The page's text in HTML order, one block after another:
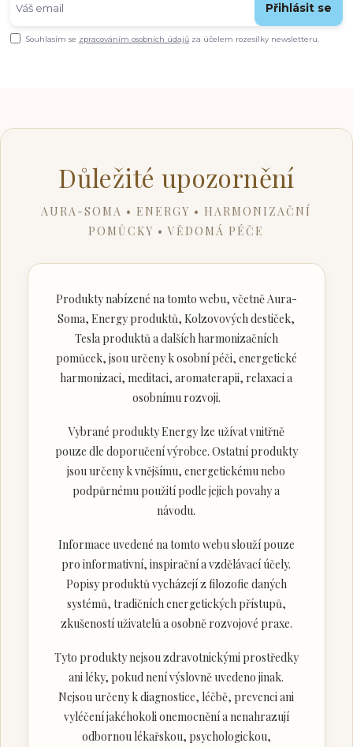
Přihlásit se
Souhlasím se zpracováním osobních údajů za účelem rozesílky newsletteru.
Důležité upozornění
AURA-SOMA • ENERGY • HARMONIZAČNÍ
POMŮCKY • VĚDOMÁ PÉČE
Produkty nabízené na tomto webu, včetně Aura-
Soma, Energy produktů, Kolzovových destiček,
Tesla produktů a dalších harmonizačních
pomůcek, jsou určeny k osobní péči, energetické
harmonizaci, meditaci, aromaterapii, relaxaci a
osobnímu rozvoji.
Vybrané produkty Energy lze užívat vnitřně
pouze dle doporučení výrobce. Ostatní produkty
jsou určeny k vnějšímu, energetickému nebo
podpůrnému použití podle jejich povahy a
návodu.
Informace uvedené na tomto webu slouží pouze
pro informativní, inspirační a vzdělávací účely.
Popisy produktů vycházejí z filozofie daných
systémů, tradičních energetických přístupů,
zkušeností uživatelů a osobně rozvojové praxe.
Tyto produkty nejsou zdravotnickými prostředky
ani léky, pokud není výslovně uvedeno jinak.
Nejsou určeny k diagnostice, léčbě, prevenci ani
vyléčení jakéhokoli onemocnění a nenahrazují
odbornou lékařskou, psychologickou,